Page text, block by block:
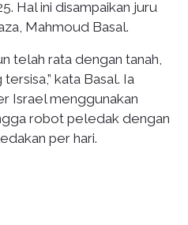
Hal ini disampaikan juru
Mahmoud Basal.
telah rata dengan tanah,
kata Basal. Ia
Israel menggunakan
robot peledak dengan
per hari.